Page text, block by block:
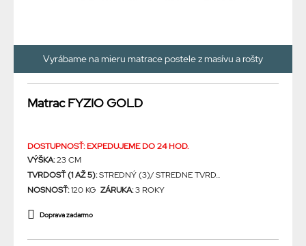
Vyrábame na mieru matrace postele z masívu a rošty
Matrac FYZIO GOLD
DOSTUPNOSŤ: EXPEDUJEME DO 24 HOD.
VÝŠKA:23 CM
TVRDOSŤ (1 AŽ 5):STREDNÝ (3)/ STREDNE TVRD...
NOSNOSŤ:120 KG ZÁRUKA:3 ROKY
Doprava zadarmo